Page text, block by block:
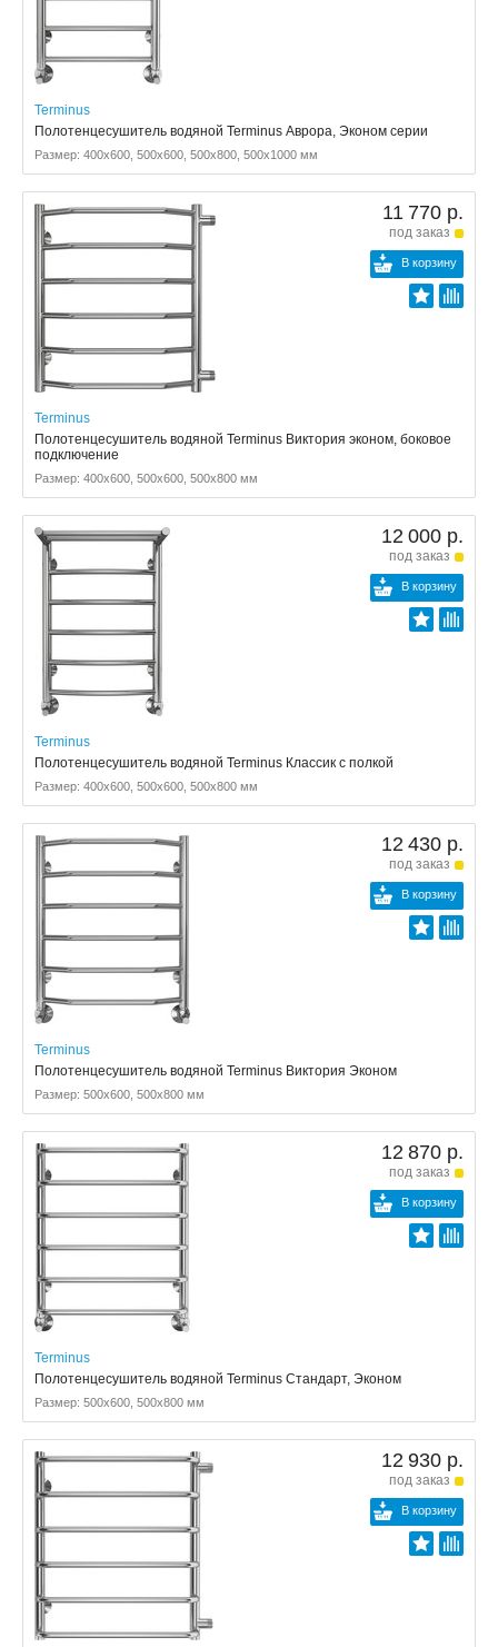
Terminus
Полотенцесушитель водяной Terminus Аврора, Эконом серии
Размер: 400x600, 500x600, 500x800, 500x1000 мм
11 770 р.
под заказ
В корзину
Terminus
Полотенцесушитель водяной Terminus Виктория эконом, боковое
подключение
Размер: 400x600, 500x600, 500x800 мм
12 000 р.
под заказ
В корзину
Terminus
Полотенцесушитель водяной Terminus Классик с полкой
Размер: 400x600, 500x600, 500x800 мм
12 430 р.
под заказ
В корзину
Terminus
Полотенцесушитель водяной Terminus Виктория Эконом
Размер: 500x600, 500x800 мм
12 870 р.
под заказ
В корзину
Terminus
Полотенцесушитель водяной Terminus Стандарт, Эконом
Размер: 500x600, 500x800 мм
12 930 р.
под заказ
В корзину